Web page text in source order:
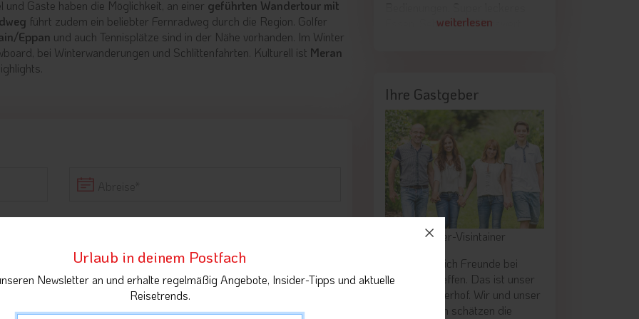
Gäste haben die Möglichkeit, an einer geführten Wandertour mit
führt zudem ein beliebter Fernradweg durch die Region. Golfer
Eppan und auch Tennisplätze sind in der Nähe vorhanden. Im Winter
bei Winterwanderungen und Schlittenfahrten. Kulturell ist Meran
Ob Hallenbad Sauna oder
Naturteich man ist bestens
Bedienungen. Super leckeres
Essen. Sehr empfehlenswert.
weiterlesen
Ihre Gastgeber
Fam. Althuber-Visintainer
Ein Ort, wo sich Freunde bei
Freunden treffen. Das ist unser
Hotel Vilpianerhof. Wir und unser
ganzes Team schätzen die
Urlaub in deinem Postfach
Newsletter an und erhalte regelmäßig Angebote, Insider-Tipps und aktuelle
Reisetrends.